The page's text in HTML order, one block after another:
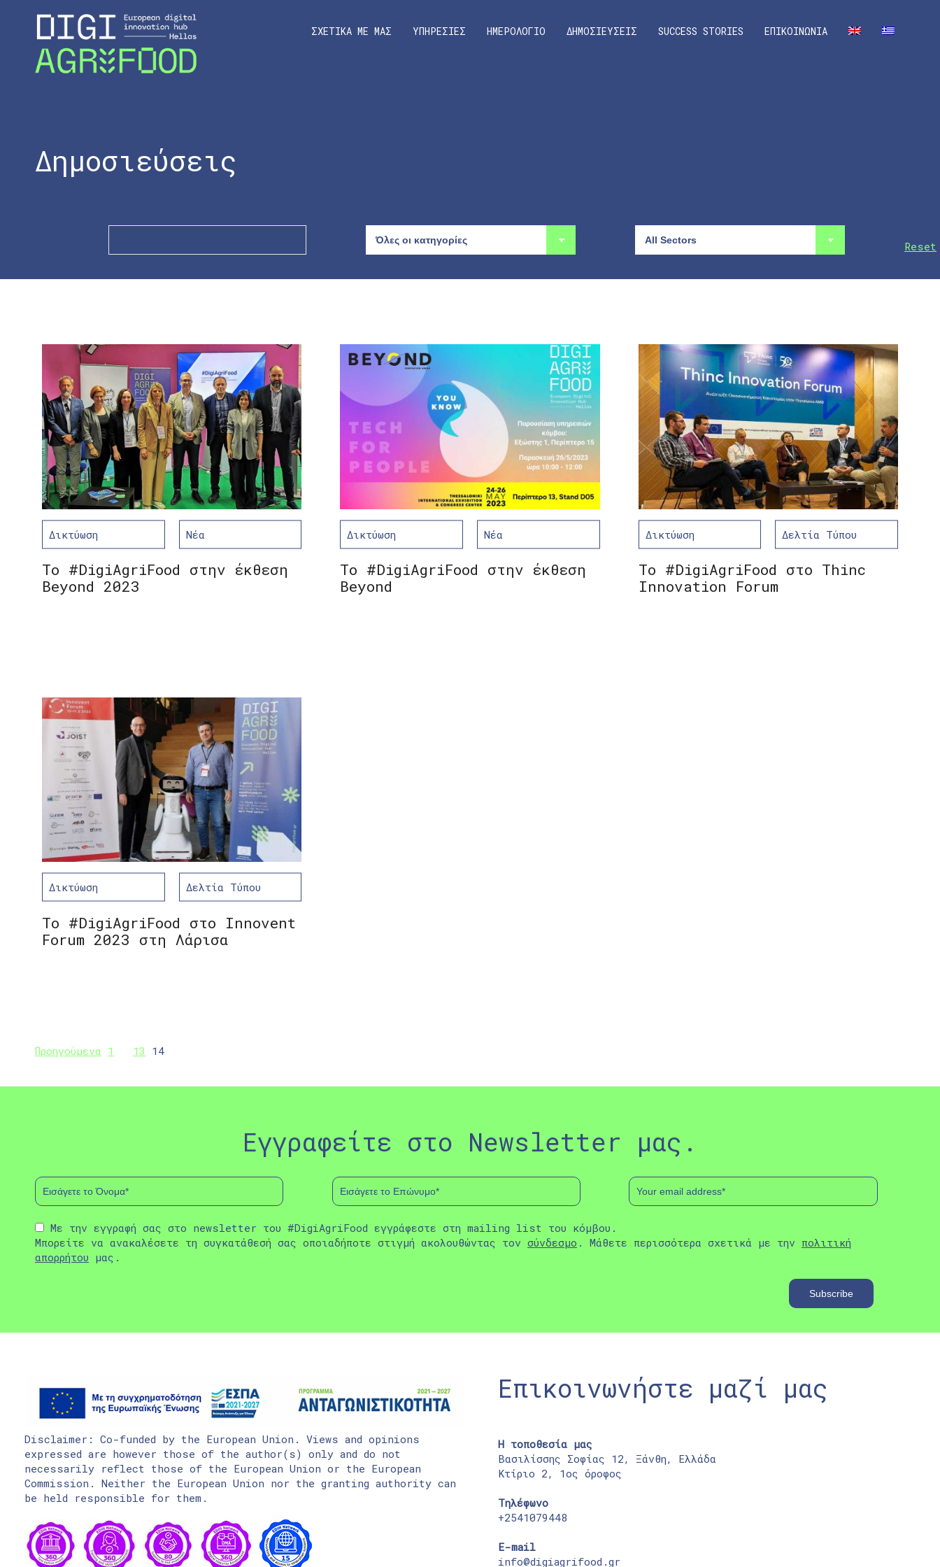
ΣΧΕΤΙΚΑ ΜΕ ΜΑΣ ΥΠΗΡΕΣΙΕΣ ΗΜΕΡΟΛΟΓΙΟ ΔΗΜΟΣΙΕΥΣΕΙΣ SUCCESS STORIES ΕΠΙΚΟΙΝΩΝΙΑ
Δημοσιεύσεις
Reset
Δικτύωση Νέα
Το #DigiAgriFood στην έκθεση
Beyond 2023
Δικτύωση Νέα
Το #DigiAgriFood στην έκθεση
Beyond
Δικτύωση Δελτία Τύπου
To #DigiAgriFood στο Thinc
Innovation Forum
Δικτύωση Δελτία Τύπου
Το #DigiAgriFood στο Innovent
Forum 2023 στη Λάρισα
Προηγούμενα 1 13 14
Εγγραφείτε στο Newsletter μας.
Με την εγγραφή σας στο newsletter του #DigiAgriFood εγγράφεστε στη mailing list του κόμβου.
Μπορείτε να ανακαλέσετε τη συγκατάθεσή σας οποιαδήποτε στιγμή ακολουθώντας τον σύνδεσμο . Μάθετε περισσότερα σχετικά με την πολιτική
απορρήτου μας.
Disclaimer: Co-funded by the European Union. Views and opinions
expressed are however those of the author(s) only and do not
necessarily reflect those of the European Union or the European
Commission. Neither the European Union nor the granting authority can
be held responsible for them.
Επικοινωνήστε μαζί μας
Η τοποθεσία μας
Βασιλίσσης Σοφίας 12, Ξάνθη, Ελλάδα
Κτίριο 2, 1ος όροφος
Τηλέφωνο
+2541079448
E-mail
info@digiagrifood.gr